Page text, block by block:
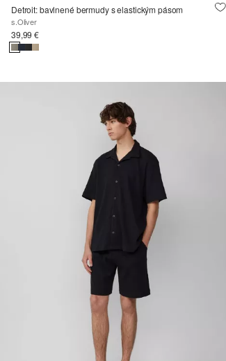
Detroit: bavlnené bermudy s elastickým pásom
s.Oliver
39,99 €